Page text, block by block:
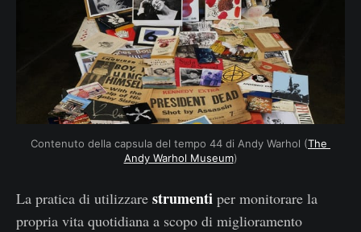
Contenuto della capsula del tempo 44 di Andy Warhol (The
Andy Warhol Museum)
La pratica di utilizzare strumenti per monitorare la
propria vita quotidiana a scopo di miglioramento